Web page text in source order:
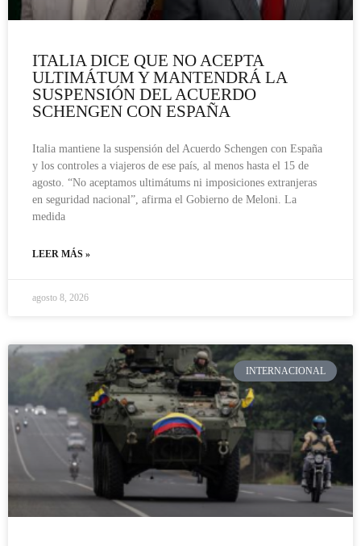
ITALIA DICE QUE NO ACEPTA
ULTIMÁTUM Y MANTENDRÁ LA
SUSPENSIÓN DEL ACUERDO
SCHENGEN CON ESPAÑA
Italia mantiene la suspensión del Acuerdo Schengen con España
y los controles a viajeros de ese país, al menos hasta el 15 de
agosto. “No aceptamos ultimátums ni imposiciones extranjeras
en seguridad nacional”, afirma el Gobierno de Meloni. La
medida
LEER MÁS »
agosto 8, 2026
INTERNACIONAL